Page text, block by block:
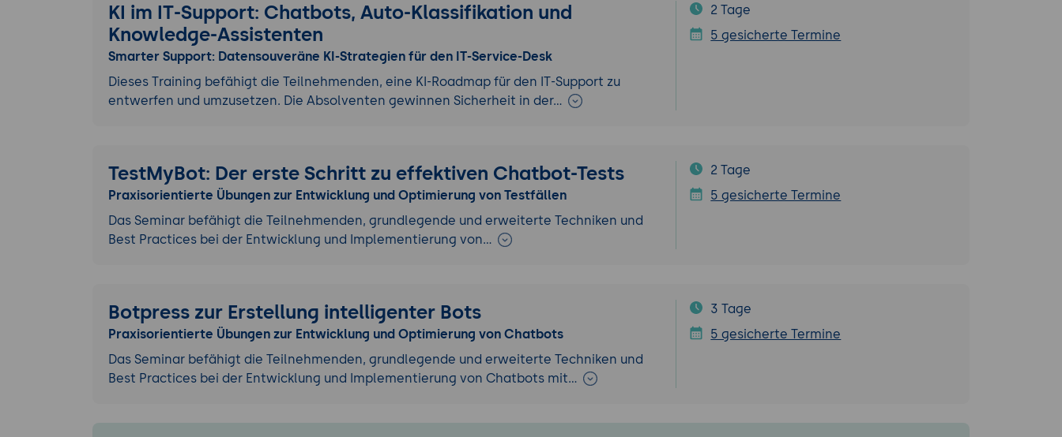
KI im IT-Support: Chatbots, Auto-Klassifikation und
Knowledge-Assistenten
Smarter Support: Datensouveräne KI-Strategien für den IT-Service-Desk
Dieses Training befähigt die Teilnehmenden, eine KI-Roadmap für den IT-Support zu
entwerfen und umzusetzen. Die Absolventen gewinnen Sicherheit in der…
2 Tage
5 gesicherte Termine
TestMyBot: Der erste Schritt zu effektiven Chatbot-Tests
Praxisorientierte Übungen zur Entwicklung und Optimierung von Testfällen
Das Seminar befähigt die Teilnehmenden, grundlegende und erweiterte Techniken und
Best Practices bei der Entwicklung und Implementierung von…
2 Tage
5 gesicherte Termine
Botpress zur Erstellung intelligenter Bots
Praxisorientierte Übungen zur Entwicklung und Optimierung von Chatbots
Das Seminar befähigt die Teilnehmenden, grundlegende und erweiterte Techniken und
Best Practices bei der Entwicklung und Implementierung von Chatbots mit…
3 Tage
5 gesicherte Termine